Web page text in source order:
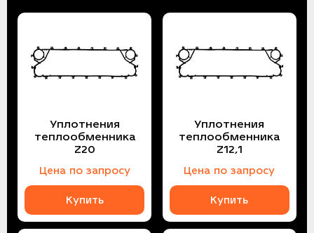
Уплотнения
теплообменника
Z20
Цена по запросу
Купить
Уплотнения
теплообменника
Z12,1
Цена по запросу
Купить